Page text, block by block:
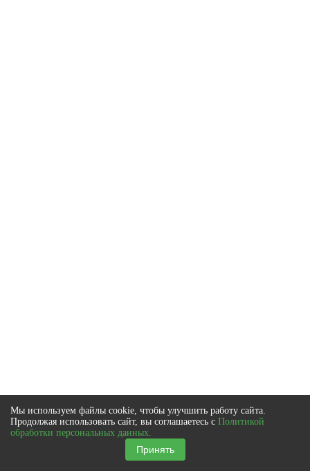
Мы используем файлы cookie, чтобы улучшить работу сайта.
Продолжая использовать сайт, вы соглашаетесь с Политикой
обработки персональных данных.
Принять